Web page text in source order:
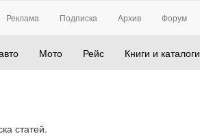
Реклама Подписка Архив Форум
Мото Рейс Книги и каталоги
статей.